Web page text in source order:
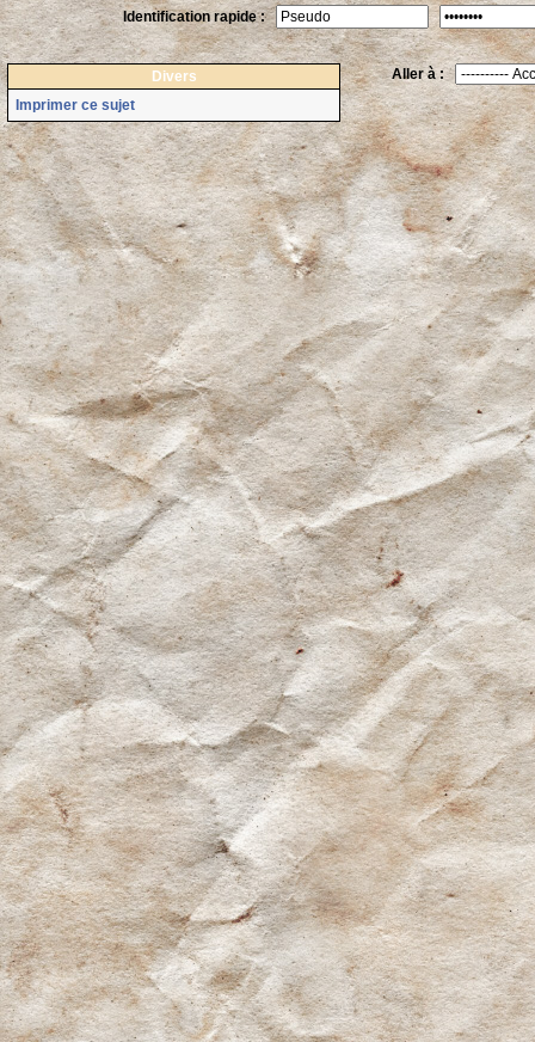
Identification rapide :
Divers
Imprimer ce sujet
Aller à :